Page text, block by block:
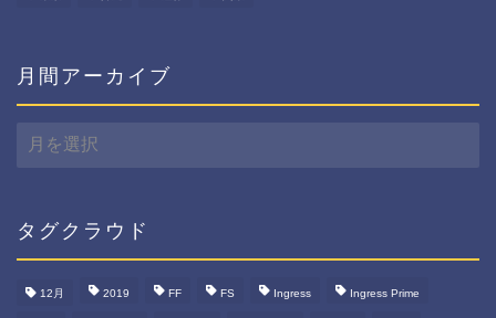
月間アーカイブ
間
カ
タグクラウド
12月 2019 FF FS Ingress Ingress Prime